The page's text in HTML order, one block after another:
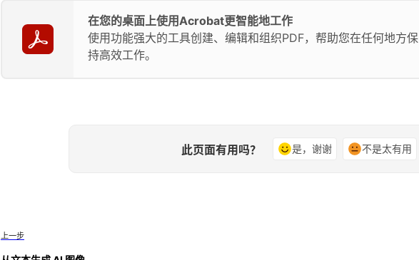
在您的桌面上使用Acrobat更智能地工作
使用功能强大的工具创建、编辑和组织PDF，帮助您在任何地方保
持高效工作。
此页面有用吗？ 是，谢谢 不是太有用
上一步